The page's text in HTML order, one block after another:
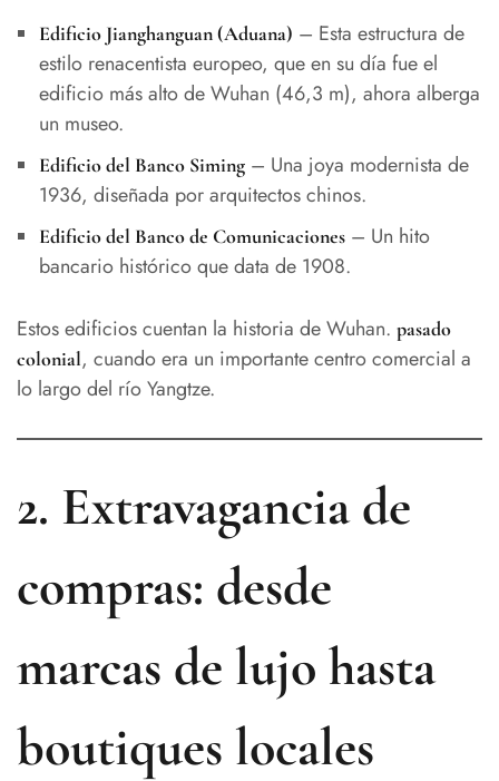
Edificio Jianghanguan (Aduana) – Esta estructura de
estilo renacentista europeo, que en su día fue el
edificio más alto de Wuhan (46,3 m), ahora alberga
un museo.
Edificio del Banco Siming– Una joya modernista de
1936, diseñada por arquitectos chinos.
Edificio del Banco de Comunicaciones– Un hito
bancario histórico que data de 1908.
Estos edificios cuentan la historia de Wuhan. pasado
colonial, cuando era un importante centro comercial a
lo largo del río Yangtze.
2. Extravagancia de
compras: desde
marcas de lujo hasta
boutiques locales